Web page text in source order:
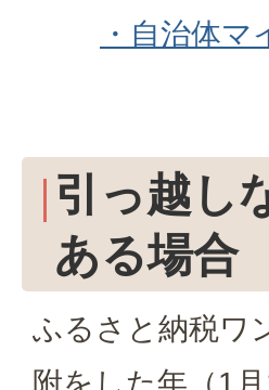
・自治体
引っ越し
ある場合
ふるさと納税ワ
附をした年（1